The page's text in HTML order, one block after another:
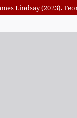
Lindsay (2023).